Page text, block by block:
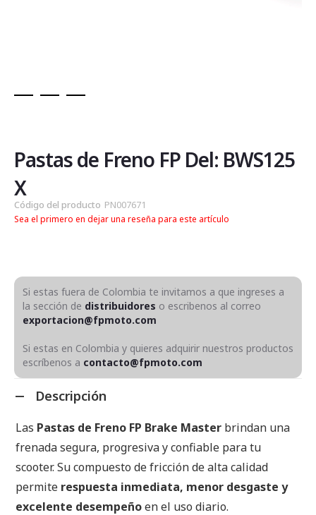
de
la
galería
de
imágenes
Pastas de Freno FP Del: BWS125
X
Código del producto PN007671
Sea el primero en dejar una reseña para este artículo
Si estas fuera de Colombia te invitamos a que ingreses a
la sección de distribuidores o escribenos al correo
exportacion@fpmoto.com
Si estas en Colombia y quieres adquirir nuestros productos
escríbenos a contacto@fpmoto.com
Descripción
Las Pastas de Freno FP Brake Master brindan una
frenada segura, progresiva y confiable para tu
scooter. Su compuesto de fricción de alta calidad
permite respuesta inmediata, menor desgaste y
excelente desempeñoen el uso diario.